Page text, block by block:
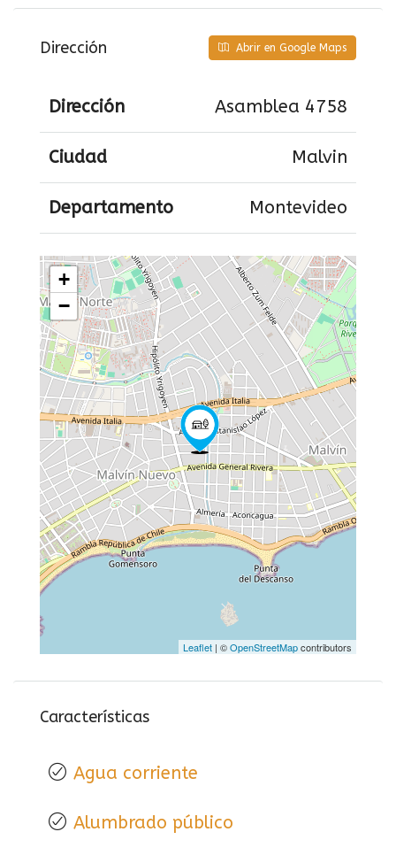
Dirección Abrir en Google Maps
Dirección Asamblea 4758
Ciudad Malvin
Departamento Montevideo
+
−
Leaflet | ©OpenStreetMapcontributors
Características
Agua corriente
Alumbrado público